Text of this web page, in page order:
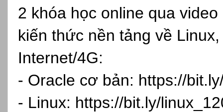
2 khóa học online qua
kiến thức nền tảng về
Internet/4G:
- Oracle cơ bản: https://
- Linux: https://bit.ly/